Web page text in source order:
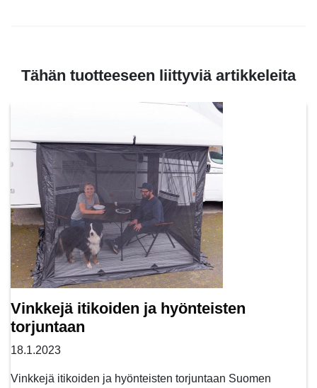
Tähän tuotteeseen liittyviä artikkeleita
Vinkkejä itikoiden ja hyönteisten
torjuntaan
18.1.2023
Vinkkejä itikoiden ja hyönteisten torjuntaan Suomen